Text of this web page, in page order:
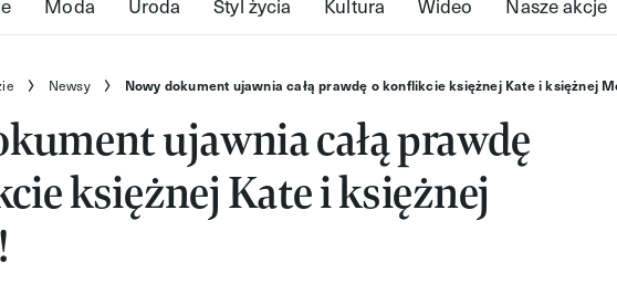
Newsy Nowy dokument ujawnia całą prawdę o konflikcie księżnej Kate i księżnej
ujawnia całą prawdę
księżnej Kate i księżnej